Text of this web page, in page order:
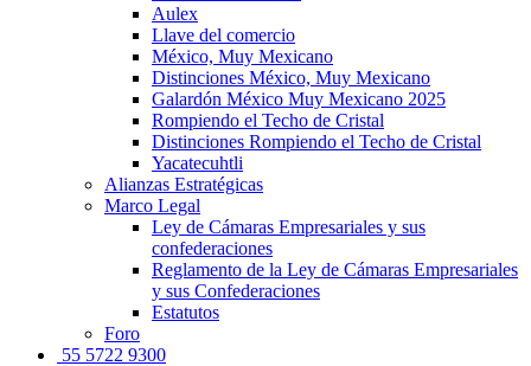
Aulex
Llave del comercio
México, Muy Mexicano
Distinciones México, Muy Mexicano
Galardón México Muy Mexicano 2025
Rompiendo el Techo de Cristal
Distinciones Rompiendo el Techo de Cristal
Yacatecuhtli
Alianzas Estratégicas
Marco Legal
Ley de Cámaras Empresariales y sus
confederaciones
Reglamento de la Ley de Cámaras Empresariales
y sus Confederaciones
Estatutos
Foro
55 5722 9300